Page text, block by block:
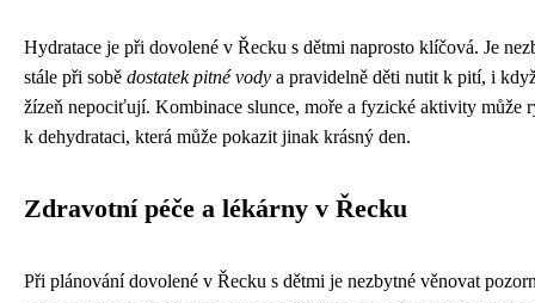
Hydratace je při dovolené v Řecku s dětmi naprosto klíčová. Je
stále při sobě dostatek pitné vody a pravidelně děti nutit k pití, i
žízeň nepociťují. Kombinace slunce, moře a fyzické aktivity může
k dehydrataci, která může pokazit jinak krásný den.
Zdravotní péče a lékárny v Řecku
Při plánování dovolené v Řecku s dětmi je nezbytné věnovat